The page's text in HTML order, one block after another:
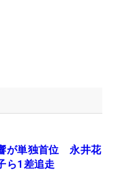
が単独首位 永井花
ら1差追走